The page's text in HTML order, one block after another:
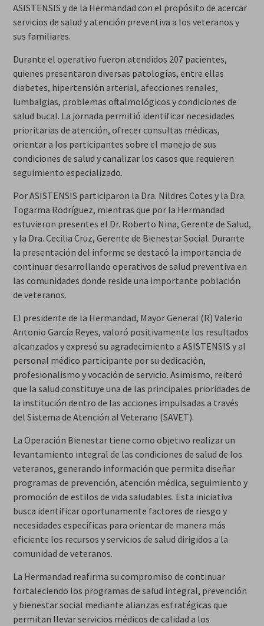
ASISTENSIS y de la Hermandad con el propósito de acercar
servicios de salud y atención preventiva a los veteranos y
sus familiares.
Durante el operativo fueron atendidos 207 pacientes,
quienes presentaron diversas patologías, entre ellas
diabetes, hipertensión arterial, afecciones renales,
lumbalgias, problemas oftalmológicos y condiciones de
salud bucal. La jornada permitió identificar necesidades
prioritarias de atención, ofrecer consultas médicas,
orientar a los participantes sobre el manejo de sus
condiciones de salud y canalizar los casos que requieren
seguimiento especializado.
Por ASISTENSIS participaron la Dra. Nildres Cotes y la Dra.
Togarma Rodríguez, mientras que por la Hermandad
estuvieron presentes el Dr. Roberto Nina, Gerente de Salud,
y la Dra. Cecilia Cruz, Gerente de Bienestar Social. Durante
la presentación del informe se destacó la importancia de
continuar desarrollando operativos de salud preventiva en
las comunidades donde reside una importante población
de veteranos.
El presidente de la Hermandad, Mayor General (R) Valerio
Antonio García Reyes, valoró positivamente los resultados
alcanzados y expresó su agradecimiento a ASISTENSIS y al
personal médico participante por su dedicación,
profesionalismo y vocación de servicio. Asimismo, reiteró
que la salud constituye una de las principales prioridades de
la institución dentro de las acciones impulsadas a través
del Sistema de Atención al Veterano (SAVET).
La Operación Bienestar tiene como objetivo realizar un
levantamiento integral de las condiciones de salud de los
veteranos, generando información que permita diseñar
programas de prevención, atención médica, seguimiento y
promoción de estilos de vida saludables. Esta iniciativa
busca identificar oportunamente factores de riesgo y
necesidades específicas para orientar de manera más
eficiente los recursos y servicios de salud dirigidos a la
comunidad de veteranos.
La Hermandad reafirma su compromiso de continuar
fortaleciendo los programas de salud integral, prevención
y bienestar social mediante alianzas estratégicas que
permitan llevar servicios médicos de calidad a los